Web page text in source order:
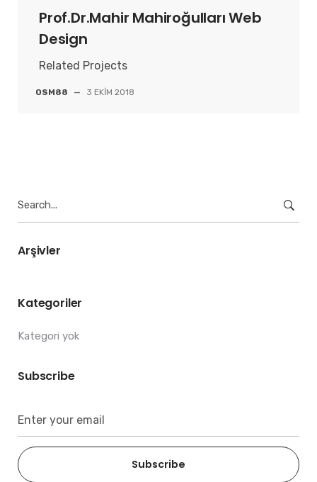
Prof.Dr.Mahir Mahiroğulları Web
Design
Related Projects
OSM88 — 3 EKIM 2018
for:
Arşivler
Kategoriler
Kategori yok
Subscribe
Subscribe